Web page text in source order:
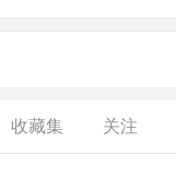
收藏集 关注